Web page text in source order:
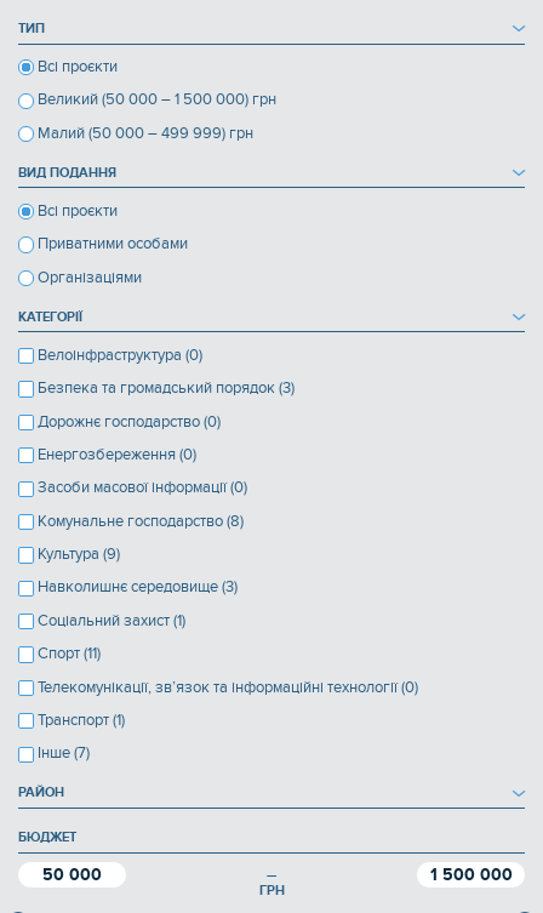
ТИП
Всі проєкти
Великий (50 000 – 1 500 000) грн
Малий (50 000 – 499 999) грн
ВИД ПОДАННЯ
Всі проєкти
Приватними особами
Організаціями
КАТЕГОРІЇ
Велоінфраструктура (0)
Безпека та громадський порядок (3)
Дорожнє господарство (0)
Енергозбереження (0)
Засоби масової інформації (0)
Комунальне господарство (8)
Культура (9)
Навколишнє середовище (3)
Соціальний захист (1)
Спорт (11)
Телекомунікації, зв’язок та інформаційні технології (0)
Транспорт (1)
Інше (7)
РАЙОН
БЮДЖЕТ
50 000 — 1 500 000
ГРН